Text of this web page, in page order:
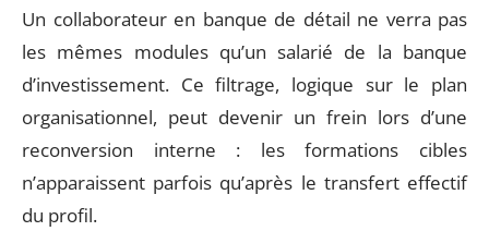
Un collaborateur en banque de détail ne verra pas
les mêmes modules qu’un salarié de la banque
d’investissement. Ce filtrage, logique sur le plan
organisationnel, peut devenir un frein lors d’une
reconversion interne : les formations cibles
n’apparaissent parfois qu’après le transfert effectif
du profil.